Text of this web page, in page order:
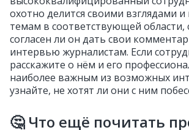
охотно делится своими взглядами
темам в соответствующей области,
согласен ли он дать свои
интервью журналистам. Если
расскажите о нём и его
наиболее важным из возможных
узнайте, не хотят ли они с ним
🤔 Что ещё почитать